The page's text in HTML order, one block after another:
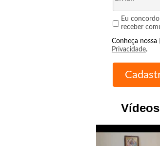
Eu
receber
Conheça nossa
Privacidade.